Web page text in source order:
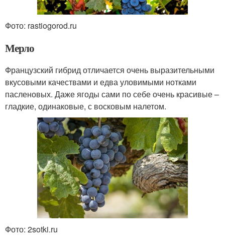
Фото: rastiogorod.ru
Мерло
Французский гибрид отличается очень выразительными
вкусовыми качествами и едва уловимыми нотками
пасленовых. Даже ягоды сами по себе очень красивые –
гладкие, одинаковые, с восковым налетом.
Фото: 2sotki.ru